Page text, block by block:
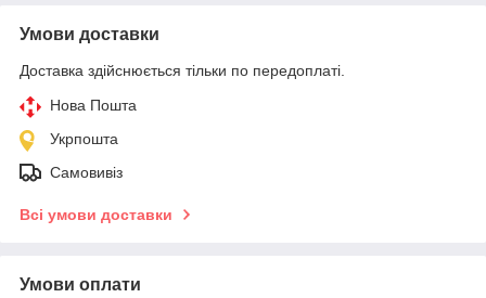
Умови доставки
Доставка здійснюється тільки по передоплаті.
Нова Пошта
Укрпошта
Самовивіз
Всі умови доставки
Умови оплати